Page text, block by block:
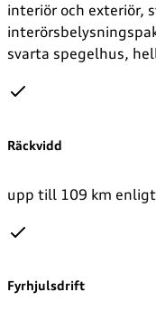
interiör och exteriör,
svarta spegelhus,
Räckvidd
upp till 109 km
Fyrhjulsdrift